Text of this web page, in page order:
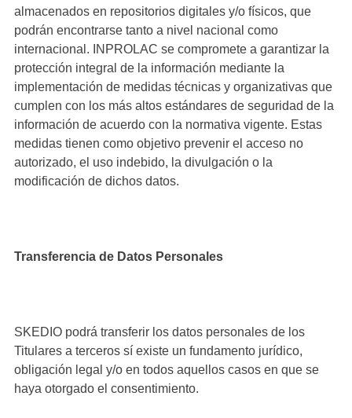
almacenados en repositorios digitales y/o físicos, que
podrán encontrarse tanto a nivel nacional como
internacional. INPROLAC se compromete a garantizar la
protección integral de la información mediante la
implementación de medidas técnicas y organizativas que
cumplen con los más altos estándares de seguridad de la
información de acuerdo con la normativa vigente. Estas
medidas tienen como objetivo prevenir el acceso no
autorizado, el uso indebido, la divulgación o la
modificación de dichos datos.
Transferencia de Datos Personales
SKEDIO podrá transferir los datos personales de los
Titulares a terceros sí existe un fundamento jurídico,
obligación legal y/o en todos aquellos casos en que se
haya otorgado el consentimiento.